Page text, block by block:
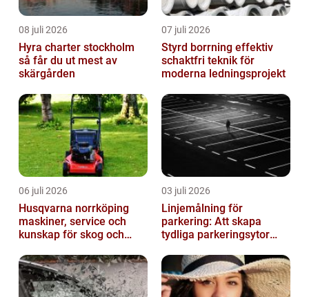
08 juli 2026
Hyra charter stockholm
så får du ut mest av
skärgården
07 juli 2026
Styrd borrning effektiv
schaktfri teknik för
moderna ledningsprojekt
06 juli 2026
Husqvarna norrköping
maskiner, service och
kunskap för skog och
03 juli 2026
Linjemålning för
parkering: Att skapa
tydliga parkeringsytor
parkeringslinjer